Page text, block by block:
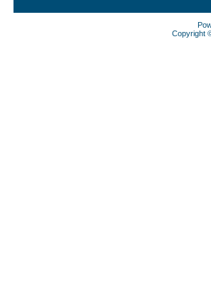
Copyright